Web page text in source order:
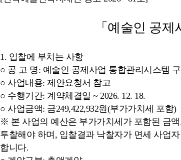
「예술인 공
1. 입찰에 부치는 사항
○ 공 고 명: 예술인 공제사업 통합관리시스템
○ 사업내용: 제안요청서 참고
○ 수행기간: 계약체결일 ~ 2026. 12. 18.
○ 사업금액: 금249,422,932원(부가가치세 포함)
※ 본 사업의 예산은 부가가치세가 포함된 금
투찰해야 하며, 입찰결과 낙찰자가 면세 사업
합니다.